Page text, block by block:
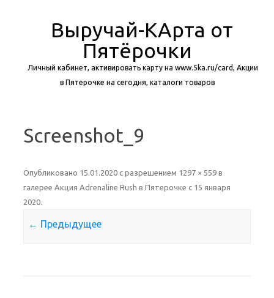
Выручай-КАрта от
Пятёрочки
Личный кабинет, активировать карту на www.5ka.ru/card, Акции
в Пятерочке на сегодня, каталоги товаров
Screenshot_9
Опубликовано 15.01.2020 с разрешением 1297 × 559 в
галерее Акция Adrenaline Rush в Пятерочке с 15 января
2020.
← Предыдущее